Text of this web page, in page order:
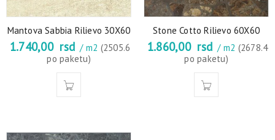
Mantova Sabbia Rilievo 30X60
1.740,00 rsd / m2 (2505.6
po paketu)
Stone Cotto Rilievo 60X60
1.860,00 rsd / m2 (2678.4
po paketu)